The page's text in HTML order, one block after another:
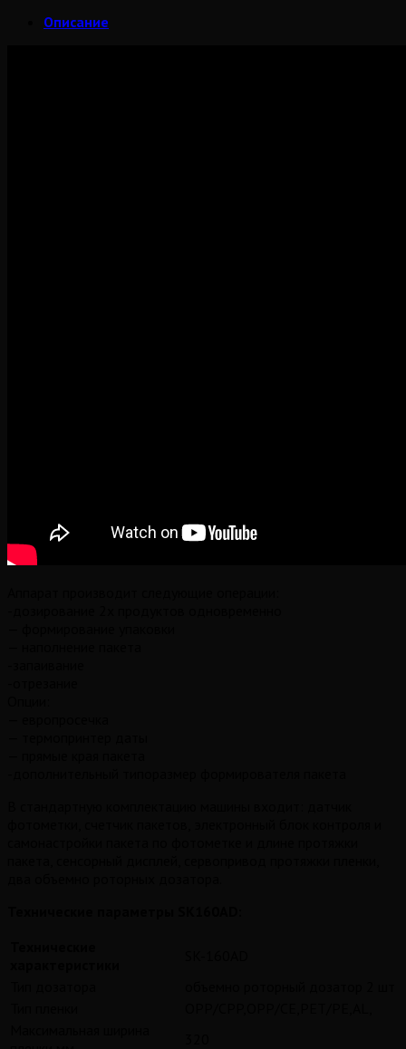
Описание